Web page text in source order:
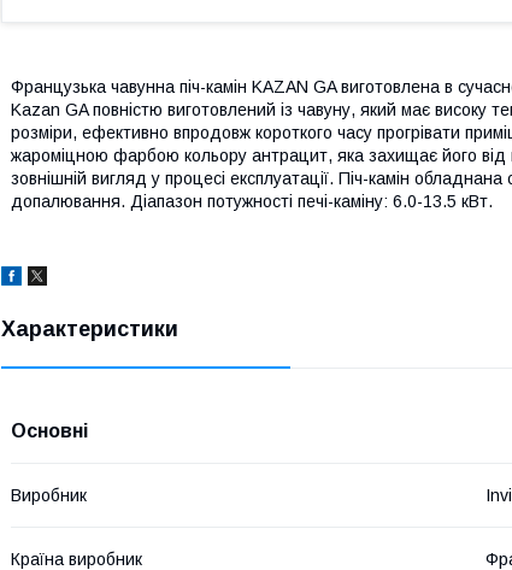
Французька чавунна піч-камін KAZAN GA виготовлена в
Kazan GA повністю виготовлений із чавуну, який має високу
розміри, ефективно впродовж короткого часу прогрівати
жароміцною фарбою кольору антрацит, яка захищає його від
зовнішній вигляд у процесі експлуатації. Піч-камін
допалювання. Діапазон потужності печі-каміну: 6.0-13.5 кВт.
Характеристики
Основні
Виробник
Країна виробник